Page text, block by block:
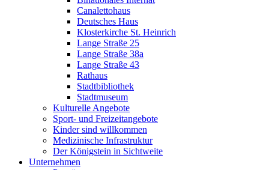
Canalettohaus
Deutsches Haus
Klosterkirche St. Heinrich
Lange Straße 25
Lange Straße 38a
Lange Straße 43
Rathaus
Stadtbibliothek
Stadtmuseum
Kulturelle Angebote
Sport- und Freizeitangebote
Kinder sind willkommen
Medizinische Infrastruktur
Der Königstein in Sichtweite
Unternehmen